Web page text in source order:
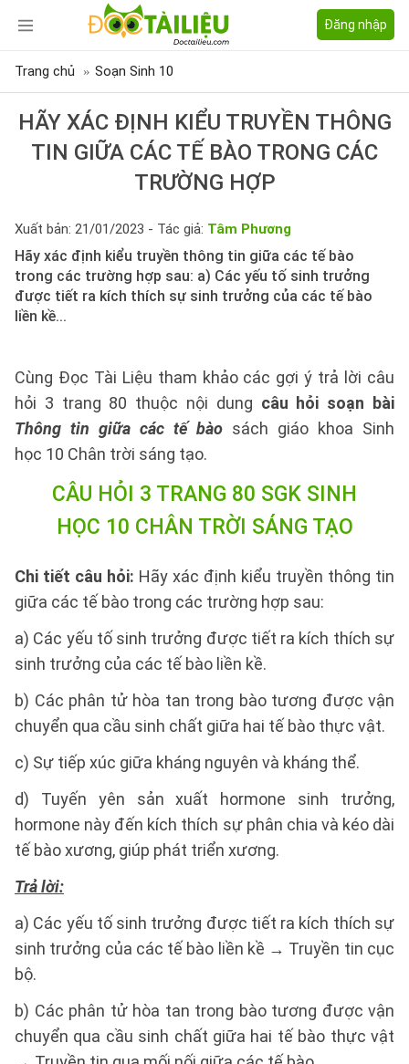
Đăng nhập
Trang chủ Soạn Sinh 10
HÃY XÁC ĐỊNH KIỂU TRUYỀN THÔNG
TIN GIỮA CÁC TẾ BÀO TRONG CÁC
TRƯỜNG HỢP
Xuất bản: 21/01/2023 - Tác giả: Tâm Phương
Hãy xác định kiểu truyền thông tin giữa các tế bào
trong các trường hợp sau: a) Các yếu tố sinh trưởng
được tiết ra kích thích sự sinh trưởng của các tế bào
liền kề...
Cùng Đọc Tài Liệu tham khảo các gợi ý trả lời câu
hỏi 3 trang 80 thuộc nội dung câu hỏi soạn bài
Thông tin giữa các tế bào sách giáo khoa Sinh
học 10 Chân trời sáng tạo.
CÂU HỎI 3 TRANG 80 SGK SINH
HỌC 10 CHÂN TRỜI SÁNG TẠO
Chi tiết câu hỏi: Hãy xác định kiểu truyền thông tin
giữa các tế bào trong các trường hợp sau:
a) Các yếu tố sinh trưởng được tiết ra kích thích sự
sinh trưởng của các tế bào liền kề.
b) Các phân tử hòa tan trong bào tương được vận
chuyển qua cầu sinh chất giữa hai tế bào thực vật.
c) Sự tiếp xúc giữa kháng nguyên và kháng thể.
d) Tuyến yên sản xuất hormone sinh trưởng,
hormone này đến kích thích sự phân chia và kéo dài
tế bào xương, giúp phát triển xương.
Trả lời:
a) Các yếu tố sinh trưởng được tiết ra kích thích sự
sinh trưởng của các tế bào liền kề → Truyền tin cục
bộ.
b) Các phân tử hòa tan trong bào tương được vận
chuyển qua cầu sinh chất giữa hai tế bào thực vật